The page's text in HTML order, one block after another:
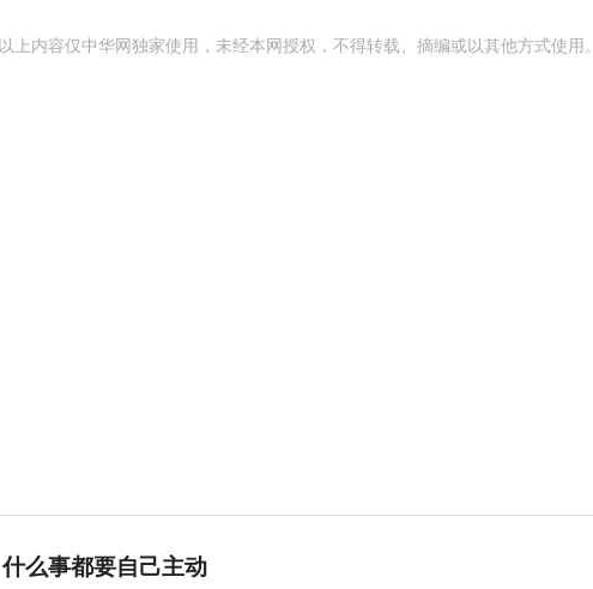
以上内容仅中华网独家使用，未经本网授权，不得转载、摘编或以其他方式使用。
么事都要自己主动